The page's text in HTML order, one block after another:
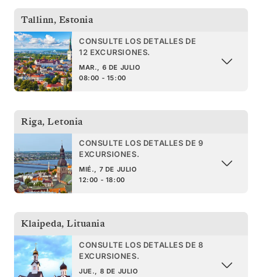
Tallinn, Estonia
CONSULTE LOS DETALLES DE
12 EXCURSIONES.
MAR., 6 DE JULIO
08:00 - 15:00
Riga, Letonia
CONSULTE LOS DETALLES DE 9
EXCURSIONES.
MIÉ., 7 DE JULIO
12:00 - 18:00
Klaipeda, Lituania
CONSULTE LOS DETALLES DE 8
EXCURSIONES.
JUE., 8 DE JULIO